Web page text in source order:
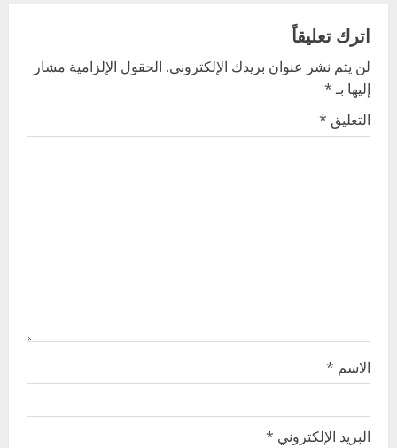
v
i
g
اترك تعليقاً
لن يتم نشر عنوان بريدك الإلكتروني. الحقول الإلزامية مشار
إليها بـ*
التعليق *
الاسم *
البريد الإلكتروني *